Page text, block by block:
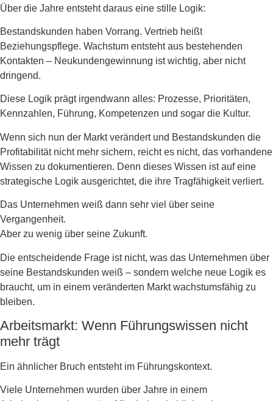
Über die Jahre entsteht daraus eine stille Logik:
Bestandskunden haben Vorrang. Vertrieb heißt
Beziehungspflege. Wachstum entsteht aus bestehenden
Kontakten – Neukundengewinnung ist wichtig, aber nicht
dringend.
Diese Logik prägt irgendwann alles: Prozesse, Prioritäten,
Kennzahlen, Führung, Kompetenzen und sogar die Kultur.
Wenn sich nun der Markt verändert und Bestandskunden die
Profitabilität nicht mehr sichern, reicht es nicht, das vorhandene
Wissen zu dokumentieren. Denn dieses Wissen ist auf eine
strategische Logik ausgerichtet, die ihre Tragfähigkeit verliert.
Das Unternehmen weiß dann sehr viel über seine
Vergangenheit.
Aber zu wenig über seine Zukunft.
Die entscheidende Frage ist nicht, was das Unternehmen über
seine Bestandskunden weiß – sondern welche neue Logik es
braucht, um in einem veränderten Markt wachstumsfähig zu
bleiben.
Arbeitsmarkt: Wenn Führungswissen nicht
mehr trägt
Ein ähnlicher Bruch entsteht im Führungskontext.
Viele Unternehmen wurden über Jahre in einem